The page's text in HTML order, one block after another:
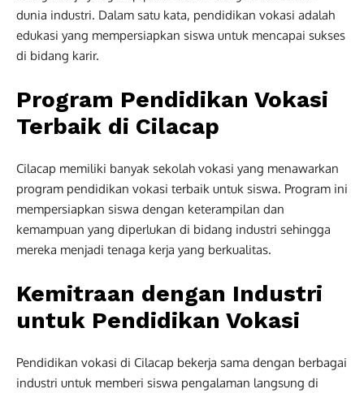
dunia industri. Dalam satu kata, pendidikan vokasi adalah
edukasi yang mempersiapkan siswa untuk mencapai sukses
di bidang karir.
Program Pendidikan Vokasi
Terbaik di Cilacap
Cilacap memiliki banyak sekolah vokasi yang menawarkan
program pendidikan vokasi terbaik untuk siswa. Program ini
mempersiapkan siswa dengan keterampilan dan
kemampuan yang diperlukan di bidang industri sehingga
mereka menjadi tenaga kerja yang berkualitas.
Kemitraan dengan Industri
untuk Pendidikan Vokasi
Pendidikan vokasi di Cilacap bekerja sama dengan berbagai
industri untuk memberi siswa pengalaman langsung di